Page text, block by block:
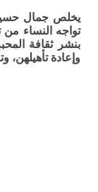
يخلص جمال
تواجه النساء من
بنشر ثقافة
وإعادة تأهيلهن،